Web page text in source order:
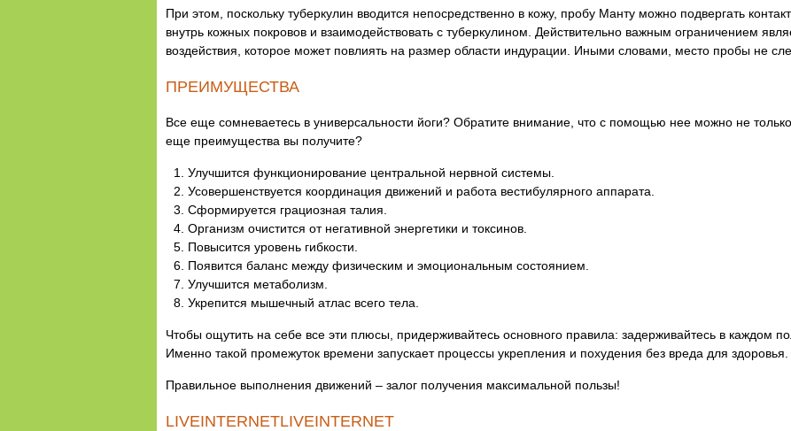
При этом, поскольку туберкулин вводится непосредственно в кожу, пробу Манту можно подвергать
внутрь кожных покровов и взаимодействовать с туберкулином. Действительно важным ограничением
воздействия, которое может повлиять на размер области индурации. Иными словами, место пробы не
ПРЕИМУЩЕСТВА
Все еще сомневаетесь в универсальности йоги? Обратите внимание, что с помощью нее можно не
еще преимущества вы получите?
Улучшится функционирование центральной нервной системы.
Усовершенствуется координация движений и работа вестибулярного аппарата.
Сформируется грациозная талия.
Организм очистится от негативной энергетики и токсинов.
Повысится уровень гибкости.
Появится баланс между физическим и эмоциональным состоянием.
Улучшится метаболизм.
Укрепится мышечный атлас всего тела.
Чтобы ощутить на себе все эти плюсы, придерживайтесь основного правила: задерживайтесь в каждом
Именно такой промежуток времени запускает процессы укрепления и похудения без вреда для здоровья.
Правильное выполнения движений – залог получения максимальной пользы!
LIVEINTERNETLIVEINTERNET